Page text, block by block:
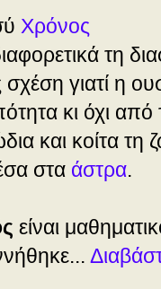
Χρόνος
τη
γιατί η
κι όχι από
και κοίτα τη
στα άστρα.
είναι